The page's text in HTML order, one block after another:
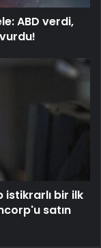
ABD verdi,
istikrarlı bir ilk
satın